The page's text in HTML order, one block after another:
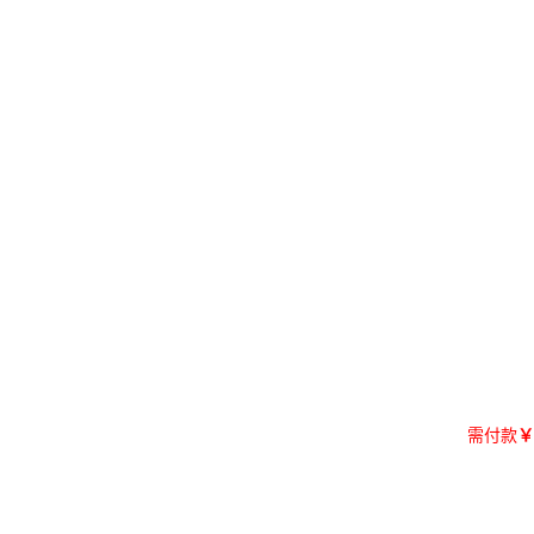
需付款￥